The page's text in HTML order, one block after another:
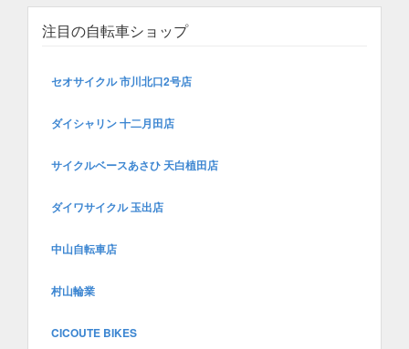
注目の自転車ショップ
セオサイクル 市川北口2号店
ダイシャリン 十二月田店
サイクルベースあさひ 天白植田店
ダイワサイクル 玉出店
中山自転車店
村山輪業
CICOUTE BIKES